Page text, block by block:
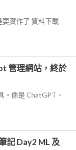
實作了 資料下載
管理網站，終於
。像是 ChatGPT、
記 Day2 ML 及